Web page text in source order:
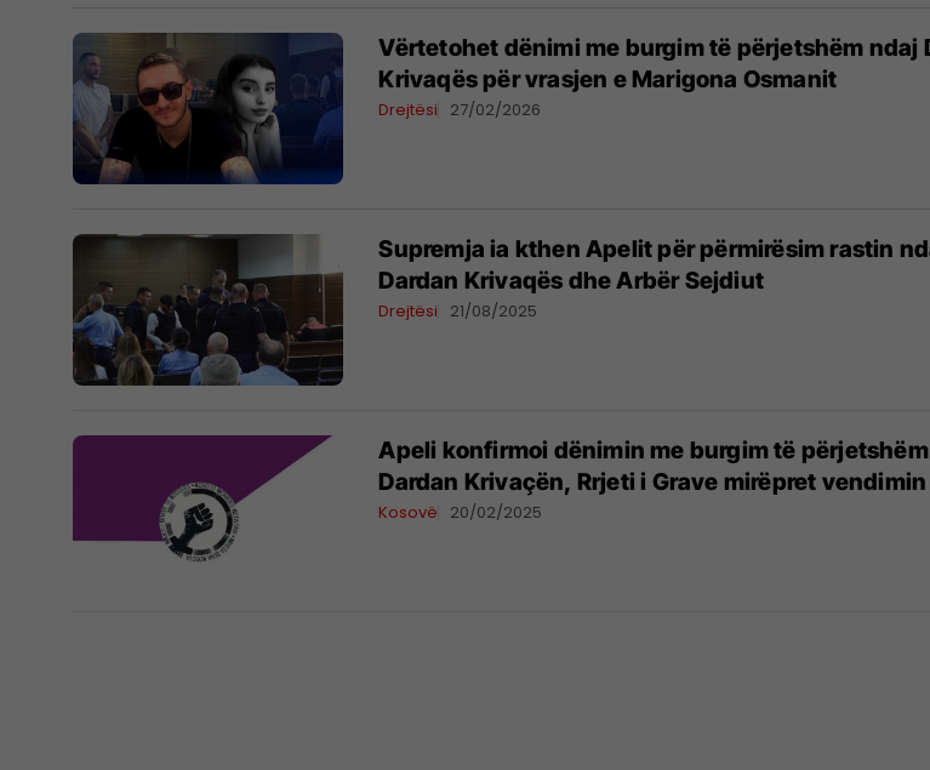
Vërtetohet dënimi me burgim të përjetshëm ndaj
Krivaqës për vrasjen e Marigona Osmanit
Drejtësi 27/02/2026
Supremja ia kthen Apelit për përmirësim rastin
Dardan Krivaqës dhe Arbër Sejdiut
Drejtësi 21/08/2025
Apeli konfirmoi dënimin me burgim të
Dardan Krivaçën, Rrjeti i Grave mirëpret vendimin
Kosovë 20/02/2025